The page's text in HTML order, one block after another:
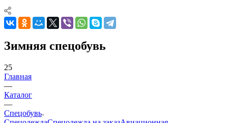
Зимняя спецобувь
25
Главная
—
Каталог
—
Спецобувь